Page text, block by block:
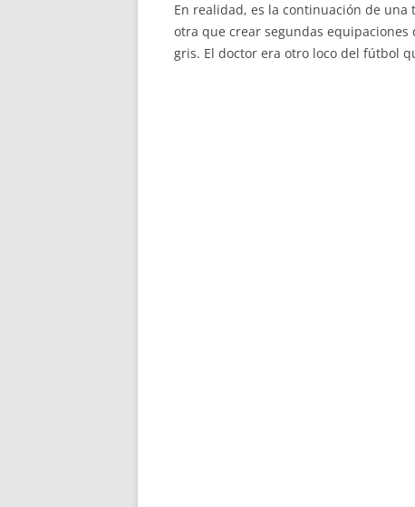
En realidad, es la continuación de
otra que crear segundas
gris. El doctor era otro loco del fútbol